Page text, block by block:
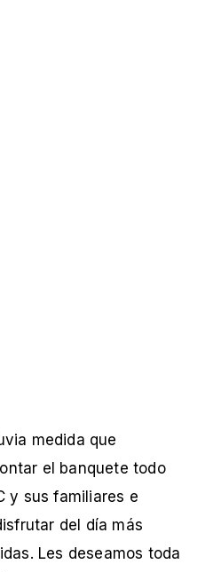
medida que
el banquete todo
y sus familiares e
del día más
Les deseamos toda